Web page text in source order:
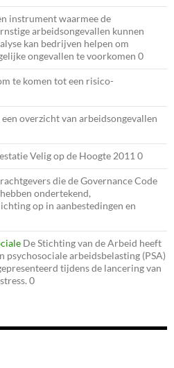
instrument waarmee de
arbeidsongevallen kunnen
kan bedrijven helpen om
ongevallen te voorkomen 0
te komen tot een risico-
overzicht van arbeidsongevallen
Velig op de Hoogte 2011 0
die de Governance Code
ondertekend,
op in aanbestedingen en
De Stichting van de Arbeid heeft
psychosociale arbeidsbelasting (PSA)
tijdens de lancering van
0